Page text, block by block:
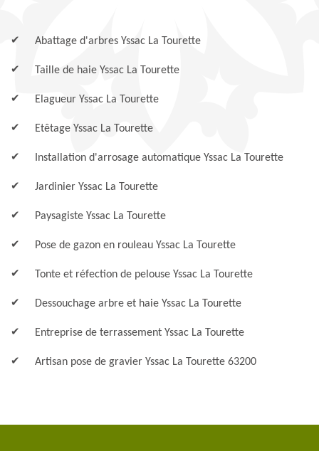
Abattage d'arbres Yssac La Tourette
Taille de haie Yssac La Tourette
Elagueur Yssac La Tourette
Etêtage Yssac La Tourette
Installation d'arrosage automatique Yssac La Tourette
Jardinier Yssac La Tourette
Paysagiste Yssac La Tourette
Pose de gazon en rouleau Yssac La Tourette
Tonte et réfection de pelouse Yssac La Tourette
Dessouchage arbre et haie Yssac La Tourette
Entreprise de terrassement Yssac La Tourette
Artisan pose de gravier Yssac La Tourette 63200